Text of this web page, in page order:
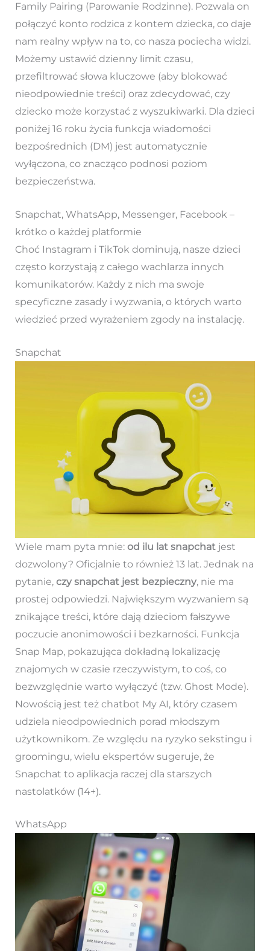
Family Pairing (Parowanie Rodzinne). Pozwala on
połączyć konto rodzica z kontem dziecka, co daje
nam realny wpływ na to, co nasza pociecha widzi.
Możemy ustawić dzienny limit czasu,
przefiltrować słowa kluczowe (aby blokować
nieodpowiednie treści) oraz zdecydować, czy
dziecko może korzystać z wyszukiwarki. Dla dzieci
poniżej 16 roku życia funkcja wiadomości
bezpośrednich (DM) jest automatycznie
wyłączona, co znacząco podnosi poziom
bezpieczeństwa.
Snapchat, WhatsApp, Messenger, Facebook –
krótko o każdej platformie
Choć Instagram i TikTok dominują, nasze dzieci
często korzystają z całego wachlarza innych
komunikatorów. Każdy z nich ma swoje
specyficzne zasady i wyzwania, o których warto
wiedzieć przed wyrażeniem zgody na instalację.
Snapchat
Wiele mam pyta mnie: od ilu lat snapchatjest
dozwolony? Oficjalnie to również 13 lat. Jednak na
pytanie, czy snapchat jest bezpieczny, nie ma
prostej odpowiedzi. Największym wyzwaniem są
znikające treści, które dają dzieciom fałszywe
poczucie anonimowości i bezkarności. Funkcja
Snap Map, pokazująca dokładną lokalizację
znajomych w czasie rzeczywistym, to coś, co
bezwzględnie warto wyłączyć (tzw. Ghost Mode).
Nowością jest też chatbot My AI, który czasem
udziela nieodpowiednich porad młodszym
użytkownikom. Ze względu na ryzyko sekstingu i
groomingu, wielu ekspertów sugeruje, że
Snapchat to aplikacja raczej dla starszych
nastolatków (14+).
WhatsApp